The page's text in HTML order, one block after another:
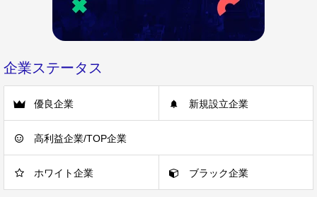
企業ステータス
優良企業 新規設立企業
高利益企業/TOP企業
ホワイト企業 ブラック企業